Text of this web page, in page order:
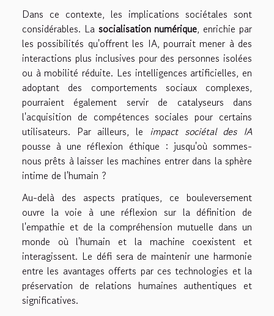
Dans ce contexte, les implications sociétales sont
considérables. La socialisation numérique, enrichie par
les possibilités qu'offrent les IA, pourrait mener à des
interactions plus inclusives pour des personnes isolées
ou à mobilité réduite. Les intelligences artificielles, en
adoptant des comportements sociaux complexes,
pourraient également servir de catalyseurs dans
l'acquisition de compétences sociales pour certains
utilisateurs. Par ailleurs, le impact sociétal des IA
pousse à une réflexion éthique : jusqu'où sommes-
nous prêts à laisser les machines entrer dans la sphère
intime de l'humain ?
Au-delà des aspects pratiques, ce bouleversement
ouvre la voie à une réflexion sur la définition de
l'empathie et de la compréhension mutuelle dans un
monde où l'humain et la machine coexistent et
interagissent. Le défi sera de maintenir une harmonie
entre les avantages offerts par ces technologies et la
préservation de relations humaines authentiques et
significatives.